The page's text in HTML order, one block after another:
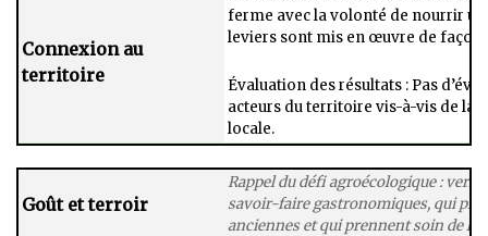
Connexion au
territoire
ferme avec la volonté de nourrir​
leviers sont mis​ en œuvre de façon
Évaluation des résultats : Pas
acteurs du territoire vis-à-vis de la​
locale.
Goût et terroir
Rappel du défi agroécologique : vers
savoir-faire gastronomiques, qui
anciennes et qui prennent soin de